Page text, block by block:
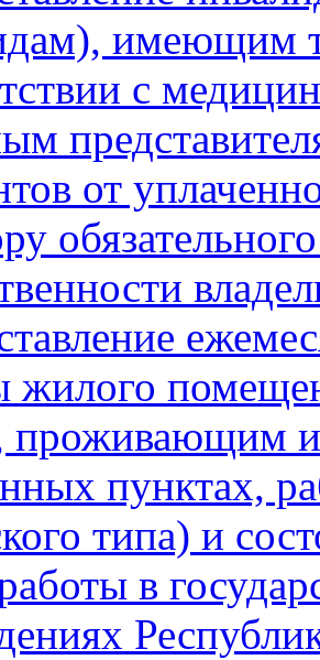
имеющим
с
от
жилого
проживающим
пунктах,
типа) и
в